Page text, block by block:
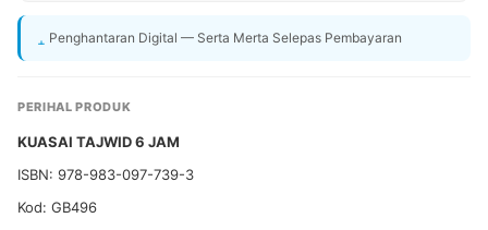
Penghantaran Digital — Serta Merta Selepas Pembayaran
PERIHAL PRODUK
KUASAI TAJWID 6 JAM
ISBN: 978-983-097-739-3
Kod: GB496